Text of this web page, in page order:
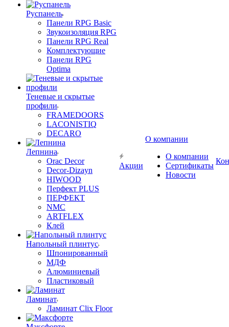
Руспанель
Панели RPG Basic
Звукоизоляция RPG
Панели RPG Real
Комплектующие
Панели RPG
Optima
Теневые и скрытые
профили
FRAMEDOORS
LACONISTIQ
DECARO
Лепнина
Orac Decor
Decor-Dizayn
HIWOOD
Перфект PLUS
ПЕРФЕКТ
NMC
ARTFLEX
Клей
Напольный плинтус
Шпонированный
МДФ
Алюминиевый
Пластиковый
Ламинат
Ламинат Clix Floor
Акции
О компании
О компании
Сертификаты
Новости